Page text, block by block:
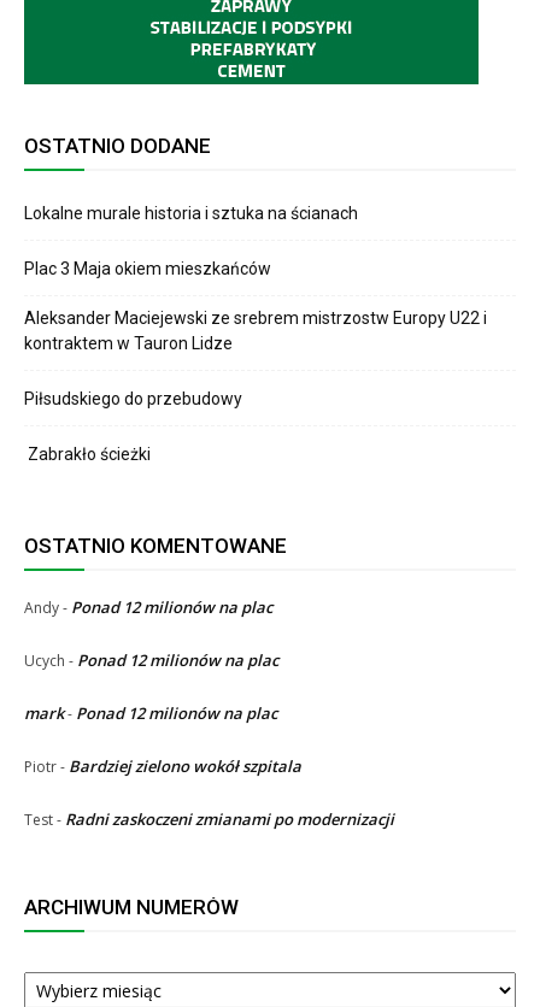
OSTATNIO DODANE
Lokalne murale historia i sztuka na ścianach
Plac 3 Maja okiem mieszkańców
Aleksander Maciejewski ze srebrem mistrzostw Europy U22 i
kontraktem w Tauron Lidze
Piłsudskiego do przebudowy
Zabrakło ścieżki
OSTATNIO KOMENTOWANE
Andy- Ponad 12 milionów na plac
Ucych - Ponad 12 milionów na plac
mark- Ponad 12 milionów na plac
Piotr- Bardziej zielono wokół szpitala
Test- Radni zaskoczeni zmianami po modernizacji
ARCHIWUM NUMERÓW
ARCHIWUM
NUMERÓW